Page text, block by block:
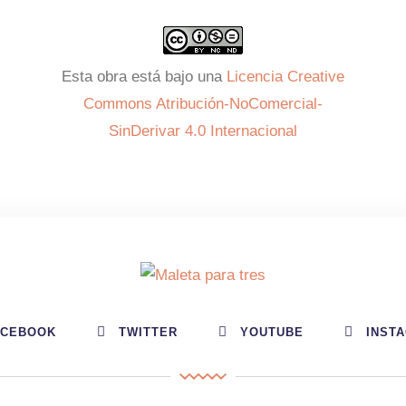
Esta obra está bajo una Licencia Creative
Commons Atribución-NoComercial-
SinDerivar 4.0 Internacional
TWITTER YOUTUBE